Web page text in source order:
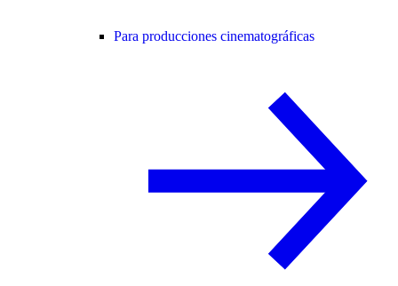
Para producciones cinematográficas